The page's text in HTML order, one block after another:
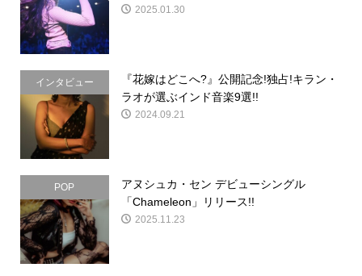
2025.01.30
インタビュー
『花嫁はどこへ?』公開記念!独占!キラン・
ラオが選ぶインド音楽9選!!
2024.09.21
POP
アヌシュカ・セン デビューシングル
「Chameleon」リリース!!
2025.11.23